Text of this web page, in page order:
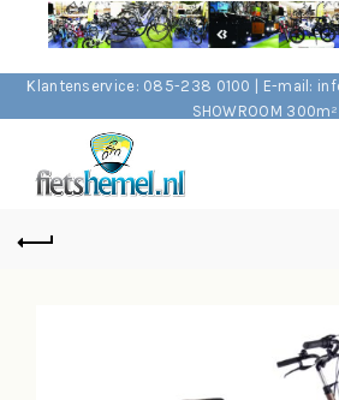
Klantenservice: 085-238 0100 | E-mail:
SHOWROOM 300m² |